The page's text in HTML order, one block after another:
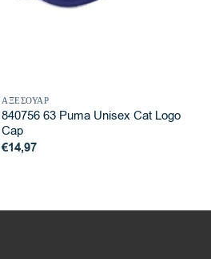
ΑΞΕΣΟΥΆΡ
840756 63 Puma Unisex Cat Logo
Cap
€14,97